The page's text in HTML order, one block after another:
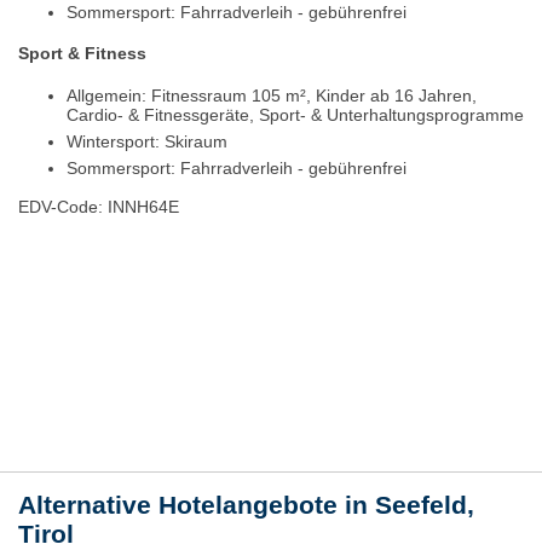
Sommersport: Fahrradverleih - gebührenfrei
Sport & Fitness
Allgemein: Fitnessraum 105 m², Kinder ab 16 Jahren,
Cardio- & Fitnessgeräte, Sport- & Unterhaltungsprogramme
Wintersport: Skiraum
Sommersport: Fahrradverleih - gebührenfrei
EDV-Code: INNH64E
Alternative Hotelangebote in Seefeld,
Tirol